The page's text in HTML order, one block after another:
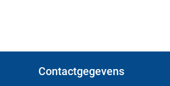
Contactgegevens